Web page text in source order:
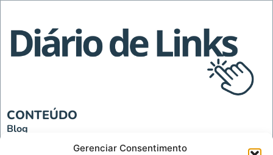
Gerenciar Consentimento
CONTEÚDO
Blog